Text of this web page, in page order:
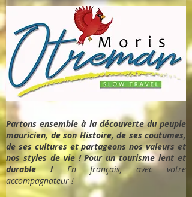
Partons ensemble à la découverte du peuple
mauricien, de son Histoire, de ses coutumes,
de ses cultures et partageons nos valeurs et
nos styles de vie ! Pour un tourisme lent et
durable !En français, avec votre
accompagnateur !